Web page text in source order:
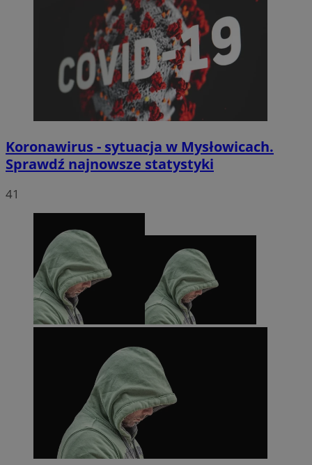
Koronawirus - sytuacja w Mysłowicach.
Sprawdź najnowsze statystyki
41